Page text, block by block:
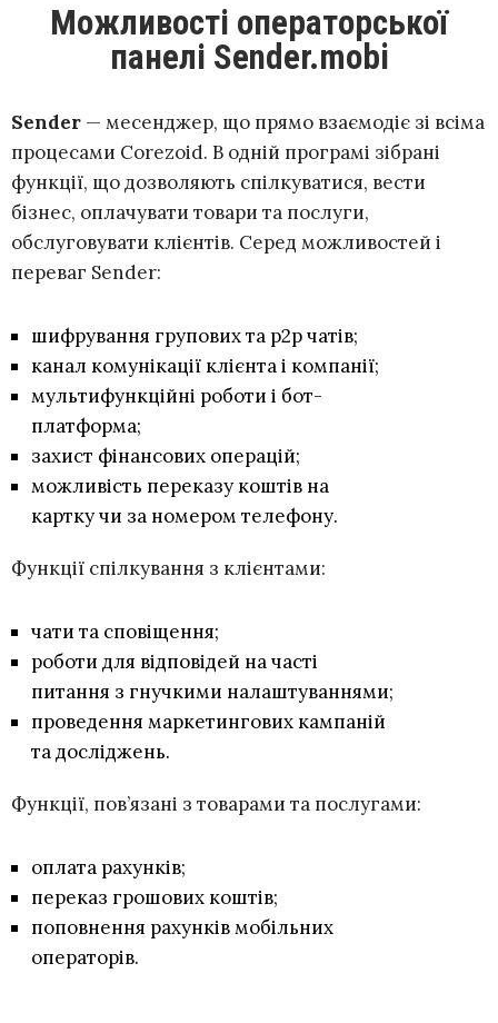
Можливості операторської
панелі Sender.mobi
Sender — месенджер, що прямо взаємодіє зі всіма
процесами Corezoid. В одній програмі зібрані
функції, що дозволяють спілкуватися, вести
бізнес, оплачувати товари та послуги,
обслуговувати клієнтів. Серед можливостей і
переваг Sender:
шифрування групових та р2р чатів;
канал комунікації клієнта і компанії;
мультифункційні роботи і бот-
платформа;
захист фінансових операцій;
можливість переказу коштів на
картку чи за номером телефону.
Функції спілкування з клієнтами:
чати та сповіщення;
роботи для відповідей на часті
питання з гнучкими налаштуваннями;
проведення маркетингових кампаній
та досліджень.
Функції, пов’язані з товарами та послугами:
оплата рахунків;
переказ грошових коштів;
поповнення рахунків мобільних
операторів.